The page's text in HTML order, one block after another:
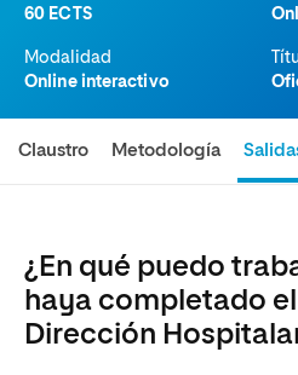
60 ECTS
Modalidad
Online interactivo
Claustro Metodología
¿En qué puedo
haya completado
Dirección